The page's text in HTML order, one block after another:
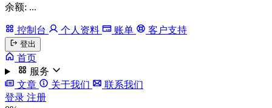
余额: ...
控制台 个人资料 账单 客户支持
登出
首页
服务
文章
关于我们
联系我们
登录 注册